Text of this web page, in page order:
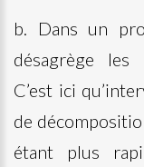
b. Dans un
désagrège les
C’est ici
de
étant plus